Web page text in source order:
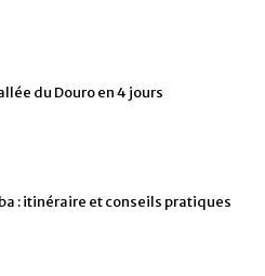
du Douro en 4 jours
: itinéraire et conseils pratiques